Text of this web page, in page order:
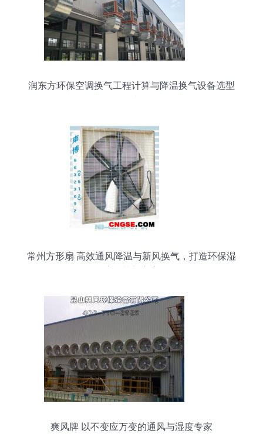
润东方环保空调换气工程计算与降温换气设备选型
常州方形扇 高效通风降温与新风换气，打造环保湿
爽风牌 以不变应万变的通风与湿度专家